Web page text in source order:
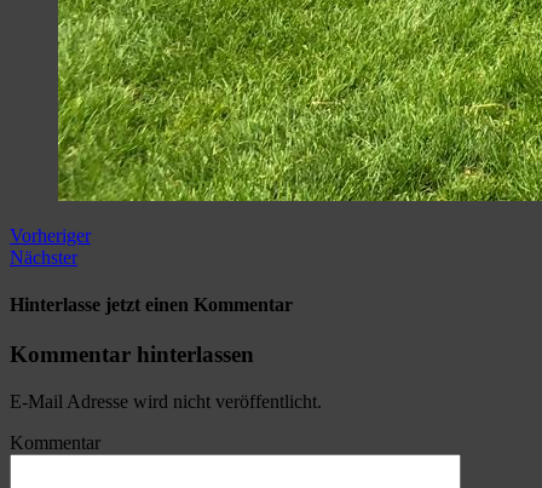
Vorheriger
Nächster
Hinterlasse jetzt einen Kommentar
Kommentar hinterlassen
E-Mail Adresse wird nicht veröffentlicht.
Kommentar